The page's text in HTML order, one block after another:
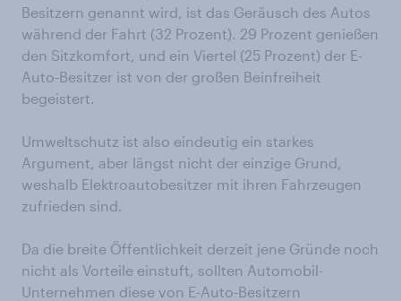
Besitzern genannt wird, ist das Geräusch des Autos
während der Fahrt (32 Prozent). 29 Prozent genießen
den Sitzkomfort, und ein Viertel (25 Prozent) der E-
Auto-Besitzer ist von der großen Beinfreiheit
begeistert.
Umweltschutz ist also eindeutig ein starkes
Argument, aber längst nicht der einzige Grund,
weshalb Elektroautobesitzer mit ihren Fahrzeugen
zufrieden sind.
Da die breite Öffentlichkeit derzeit jene Gründe noch
nicht als Vorteile einstuft, sollten Automobil-
Unternehmen diese von E-Auto-Besitzern